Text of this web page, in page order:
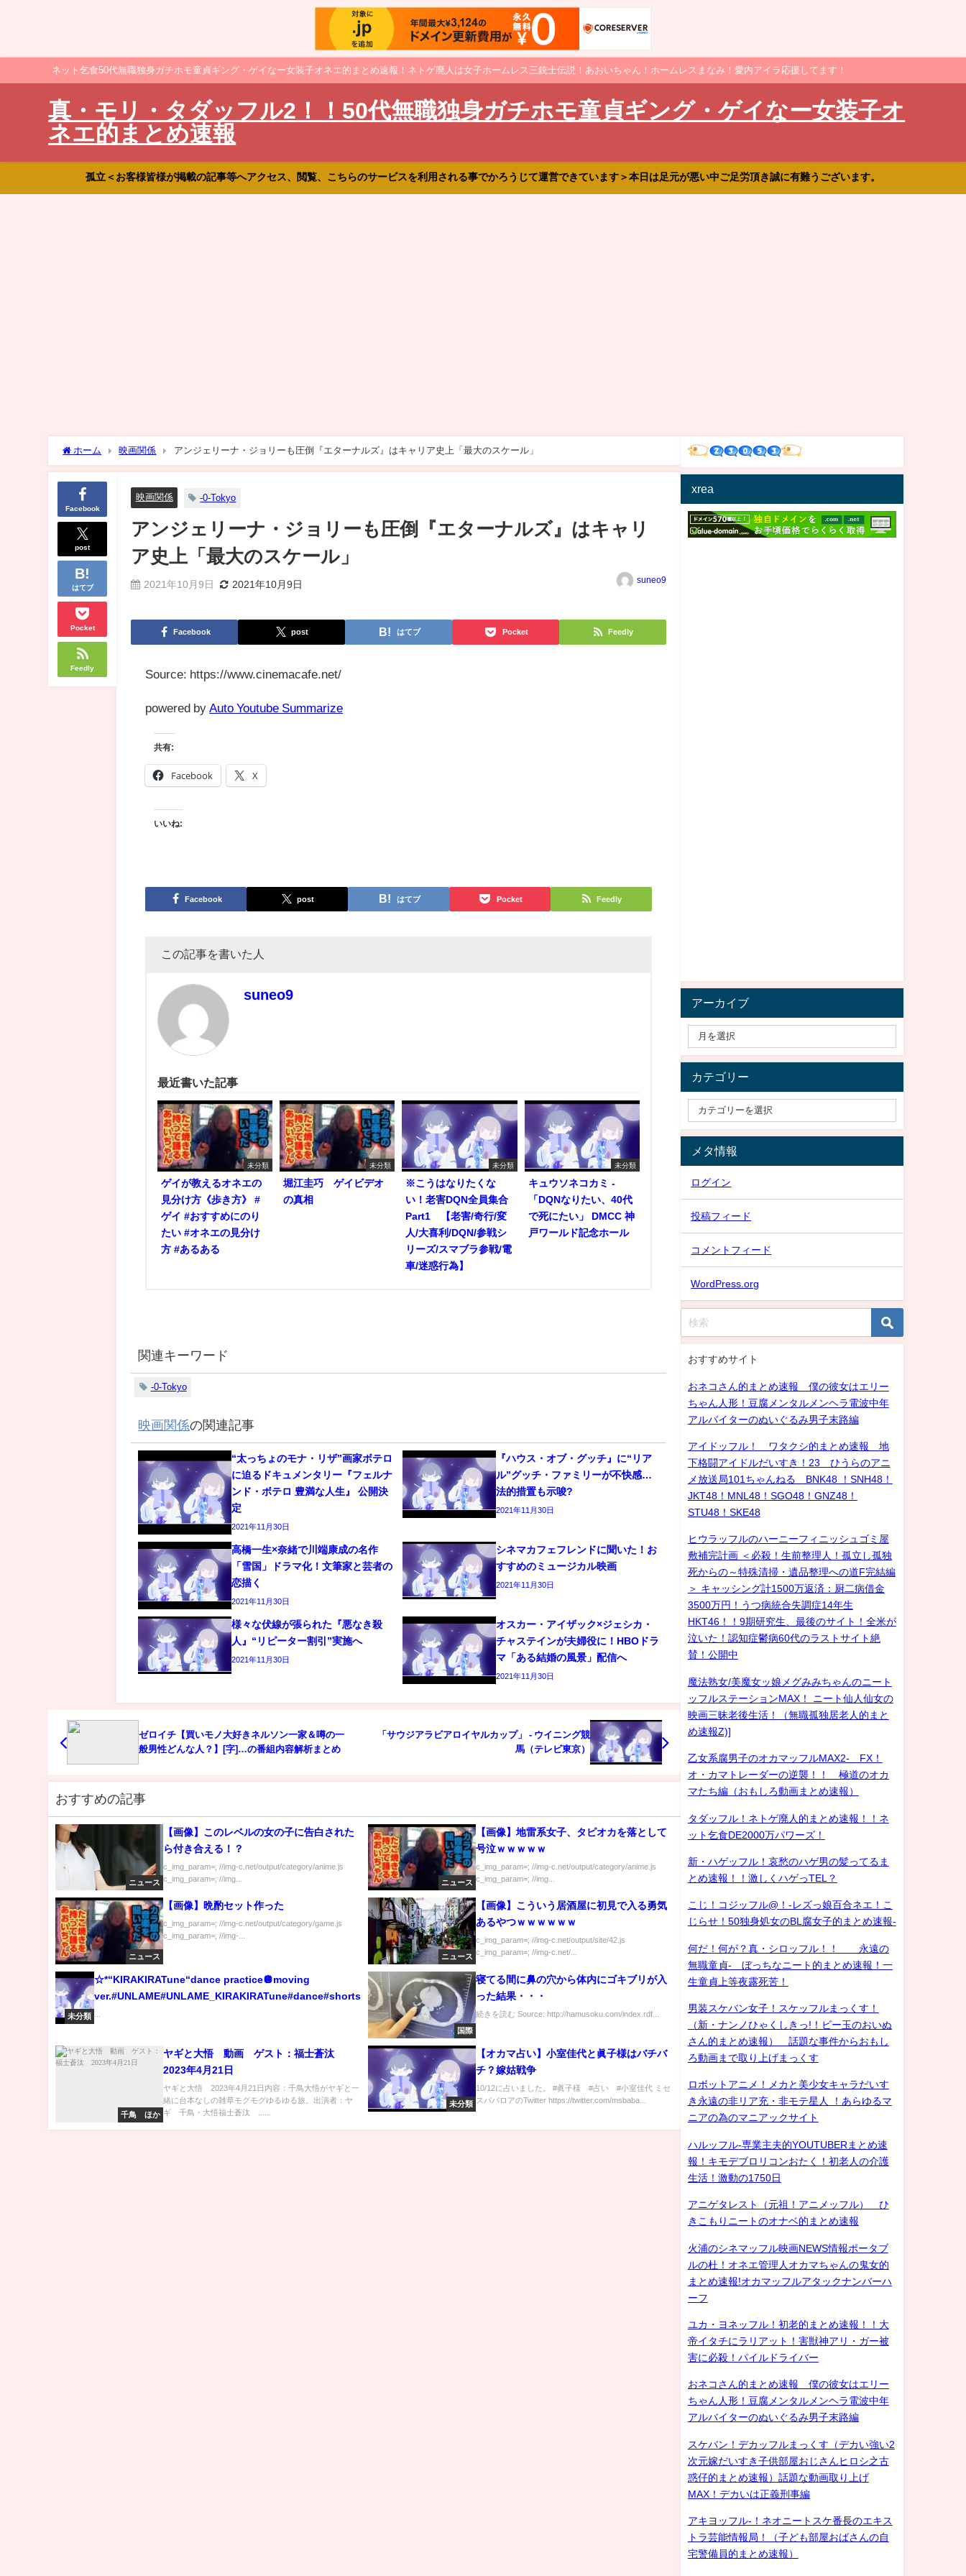
ネット乞食50代無職独身ガチホモ童貞ギング・ゲイなー女装子オネエ的まとめ速報！ネトゲ廃人は女子ホームレス三銃士伝説！あおいちゃん！ホームレスまなみ！愛内アイラ応援してます！
真・モリ・タダッフル2！！50代無職独身ガチホモ童貞ギング・ゲイなー女装子オ
ネエ的まとめ速報
孤立＜お客様皆様が掲載の記事等へアクセス、閲覧、こちらのサービスを利用される事でかろうじて運営できています＞本日は足元が悪い中ご足労頂き誠に有難うございます。
ホーム 映画関係 アンジェリーナ・ジョリーも圧倒『エターナルズ』はキャリア史上「最大のスケール」
Facebook
post
はてブ
Pocket
Feedly
映画関係 -0-Tokyo
アンジェリーナ・ジョリーも圧倒『エターナルズ』はキャリ
ア史上「最大のスケール」
2021年10月9日 2021年10月9日 suneo9
Facebook post はてブ Pocket Feedly
Source: https://www.cinemacafe.net/
powered by Auto Youtube Summarize
共有:
Facebook X
いいね:
Facebook post はてブ Pocket Feedly
この記事を書いた人
suneo9
最近書いた記事
未分類
ゲイが教えるオネエの
見分け方《歩き方》 #
ゲイ #おすすめにのり
たい #オネエの見分け
方 #あるある
未分類
堀江圭巧 ゲイビデオ
の真相
未分類
※こうはなりたくな
い！老害DQN全員集合
Part1 【老害/奇行/変
人/大喜利/DQN/参戦シ
リーズ/スマブラ参戦/電
車/迷惑行為】
未分類
キュウソネコカミ -
「DQNなりたい、40代
で死にたい」 DMCC 神
戸ワールド記念ホール
関連キーワード
-0-Tokyo
映画関係の関連記事
“太っちょのモナ・リザ”画家ボテロ
に迫るドキュメンタリー『フェルナ
ンド・ボテロ 豊満な人生』 公開決
定
2021年11月30日
『ハウス・オブ・グッチ』に“リア
ル”グッチ・ファミリーが不快感…
法的措置も示唆?
2021年11月30日
高橋一生×奈緒で川端康成の名作
「雪国」ドラマ化！文筆家と芸者の
恋描く
2021年11月30日
シネマカフェフレンドに聞いた！お
すすめのミュージカル映画
2021年11月30日
様々な伏線が張られた『悪なき殺
人』“リピーター割引”実施へ
2021年11月30日
オスカー・アイザック×ジェシカ・
チャステインが夫婦役に！HBOドラ
マ「ある結婚の風景」配信へ
2021年11月30日
ゼロイチ【買いモノ大好きネルソン一家＆噂の一
般男性どんな人？】[字]…の番組内容解析まとめ
「サウジアラビアロイヤルカップ」 - ウイニング競
馬（テレビ東京）
おすすめの記事
ニュース
【画像】このレベルの女の子に告白された
ら付き合える！？
c_img_param=; //img-c.net/output/category/anime.js
c_img_param=; //img...
ニュース
【画像】地雷系女子、タピオカを落として
号泣ｗｗｗｗｗ
c_img_param=; //img-c.net/output/category/anime.js
c_img_param=; //img...
ニュース
【画像】晩酌セット作った
c_img_param=; //img-c.net/output/category/game.js
c_img_param=; //img-...
ニュース
【画像】こういう居酒屋に初見で入る勇気
あるやつｗｗｗｗｗｗ
c_img_param=; //img-c.net/output/site/42.js
c_img_param=; //img-c.net/...
未分類
☆*“KIRAKIRATune“dance practice🪩moving
ver.#UNLAME#UNLAME_KIRAKIRATune#dance#shorts
国際
寝てる間に鼻の穴から体内にゴキブリが入
った結果・・・
続きを読む Source: http://hamusoku.com/index.rdf...
千鳥 ほか
ヤギと大悟 動画 ゲスト：福士蒼汰
2023年4月21日
ヤギと大悟 2023年4月21日内容：千鳥大悟がヤギと一
緒に台本なしの雑草モグモグゆるゆる旅。出演者：ヤ
ギ 千鳥・大悟福士蒼汰 ......
未分類
【オカマ占い】小室佳代と眞子様はバチバ
チ？嫁姑戦争
10/12に占いました。 #眞子様 #占い #小室佳代 ミセ
スババロアのTwitter https://twitter.com/msbaba...
xrea
アーカイブ
カテゴリー
メタ情報
ログイン
投稿フィード
コメントフィード
WordPress.org
おすすめサイト
おネコさん的まとめ速報 僕の彼女はエリー
ちゃん人形！豆腐メンタルメンヘラ電波中年
アルバイターのぬいぐるみ男子末路編
アイドッフル！ ワタクシ的まとめ速報 地
下格闘アイドルだいすき！23 ひうらのアニ
メ放送局101ちゃんねる BNK48 ！SNH48！
JKT48！MNL48！SGO48！GNZ48！
STU48！SKE48
ヒウラッフルのハーニーフィニッシュゴミ屋
敷補完計画 ＜必殺！生前整理人！孤立し孤独
死からの～特殊清掃・遺品整理への道F完結編
＞ キャッシング計1500万返済：厨二病借金
3500万円！うつ病統合失調症14年生
HKT46！！9期研究生、最後のサイト！全米が
泣いた！認知症鬱病60代のラストサイト絶
賛！公開中
魔法熟女/美魔女ッ娘メグみみちゃんのニート
ッフルステーションMAX！ ニート仙人仙女の
映画三昧老後生活！（無職孤独居老人的まと
め速報Z)]
乙女系腐男子のオカマッフルMAX2- FX！
オ・カマトレーダーの逆襲！！ 極道のオカ
マたち編（おもしろ動画まとめ速報）
タダッフル！ネトゲ廃人的まとめ速報！！ネ
ット乞食DE2000万パワーズ！
新・ハゲッフル！哀愁のハゲ男の髪ってるま
とめ速報！！激しくハゲっTEL？
こじ！コジッフル@！-レズっ娘百合ネエ！こ
じらせ！50独身処女のBL腐女子的まとめ速報-
何だ！何が？真・シロッフル！！ 永遠の
無職童貞- ぼっちなニート的まとめ速報！一
生童貞上等夜露死苦！
男装スケバン女子！スケッフルまっくす！
（新・ナンノひゃくしきっ!！ビー玉のおいぬ
さん的まとめ速報） 話題な事件からおもし
ろ動画まで取り上げまっくす
ロボットアニメ！メカと美少女キャラだいす
き永遠の非リア充・非モテ星人 ！あらゆるマ
ニアの為のマニアックサイト
ハルッフル-専業主夫的YOUTUBERまとめ速
報！キモデブロリコンおたく！初老人の介護
生活！激動の1750日
アニゲタレスト（元祖！アニメッフル） ひ
きこもりニートのオナベ的まとめ速報
火浦のシネマッフル映画NEWS情報ポータブ
ルの杜！オネエ管理人オカマちゃんの鬼女的
まとめ速報!オカマッフルアタックナンバーハ
ーフ
ユカ・ヨネッフル！初老的まとめ速報！！大
帝イタチにラリアット！害獣神アリ・ガー被
害に必殺！パイルドライバー
おネコさん的まとめ速報 僕の彼女はエリー
ちゃん人形！豆腐メンタルメンヘラ電波中年
アルバイターのぬいぐるみ男子末路編
スケバン！デカッフルまっくす（デカい強い2
次元嫁だいすき子供部屋おじさんヒロシ之古
惑仔的まとめ速報）話題な動画取り上げ
MAX！デカいは正義刑事編
アキヨッフル-！ネオニートスケ番長のエキス
トラ芸能情報局！（子ども部屋おばさんの自
宅警備員的まとめ速報）